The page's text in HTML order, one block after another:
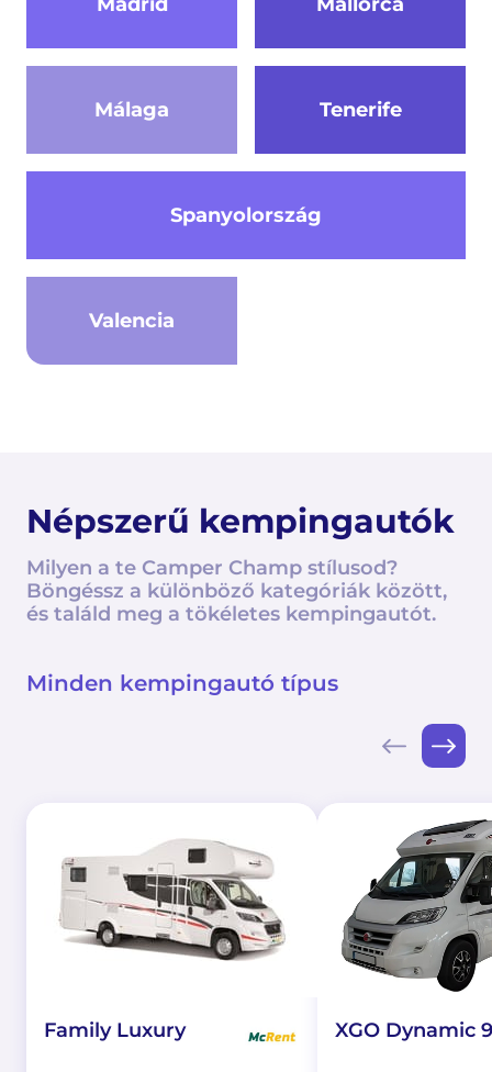
Málaga
Spanyolország
Tenerife
Valencia
Népszerű kempingautók
Milyen a te Camper Champ stílusod?
Böngéssz a különböző kategóriák között,
és találd meg a tökéletes kempingautót.
Minden kempingautó típus
Family Luxury XGO Dynamic